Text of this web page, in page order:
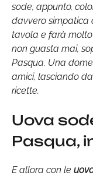
sode, appunto,
davvero simpatica
tavola e farà
non guasta mai,
Pasqua. Una
amici, lasciando
ricette.
Uova
Pasqua,
E allora con le